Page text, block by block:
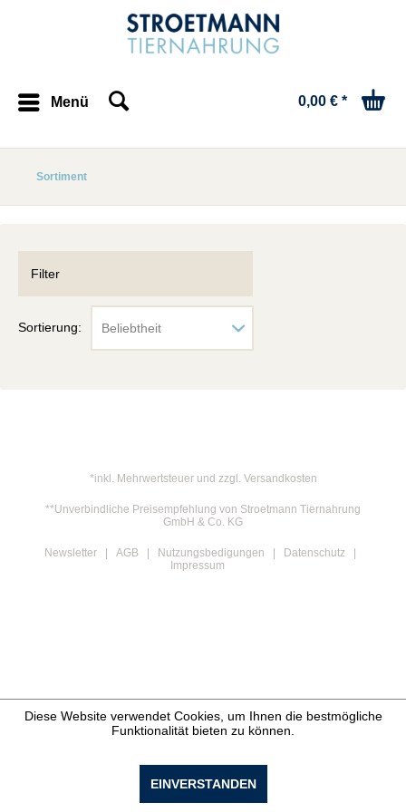
Menü 0,00 € *
Sortiment
Filter
Sortierung:
*inkl. Mehrwertsteuer und zzgl. Versandkosten
**Unverbindliche Preisempfehlung von Stroetmann Tiernahrung
GmbH & Co. KG
Newsletter AGB Nutzungsbedigungen
Datenschutz
Impressum
Diese Website verwendet Cookies, um Ihnen die bestmögliche
Funktionalität bieten zu können.
EINVERSTANDEN